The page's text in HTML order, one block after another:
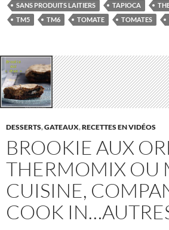
SANS PRODUITS LAITIERS
TAPIOCA
TM5
TM6 TOMATE TOMATES
DESSERTS,GATEAUX,RECETTES EN VIDÉOS
BROOKIE AUX
THERMOMIX OU
CUISINE,
COOK